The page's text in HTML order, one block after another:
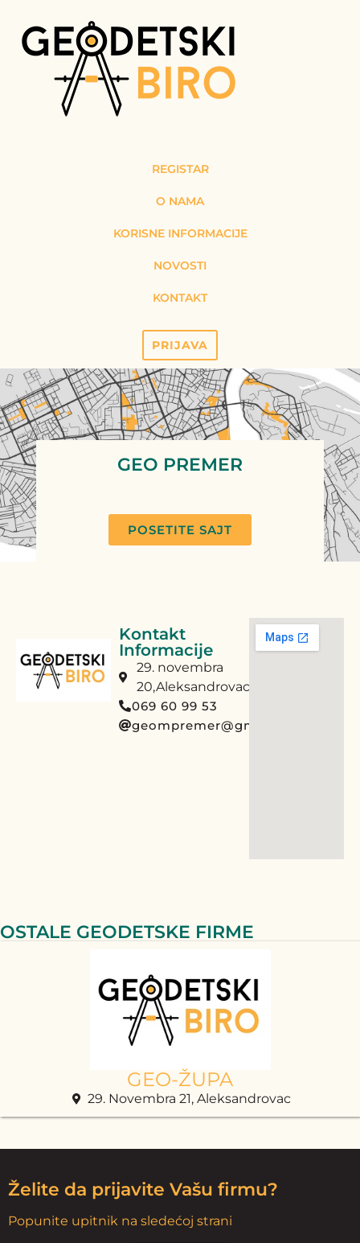
REGISTAR
O NAMA
KORISNE INFORMACIJE
NOVOSTI
KONTAKT
PRIJAVA
GEO PREMER
POSETITE SAJT
Kontakt
Informacije
29. novembra
20,Aleksandrovac
069 60 99 53
geompremer@gmail.com
OSTALE GEODETSKE FIRME
GEO-ŽUPA
29. Novembra 21, Aleksandrovac
Želite da prijavite Vašu firmu?
Popunite upitnik na sledećoj strani